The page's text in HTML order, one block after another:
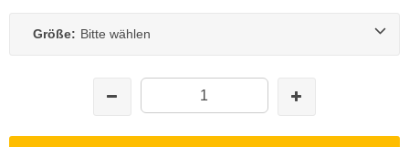
Größe: Bitte wählen